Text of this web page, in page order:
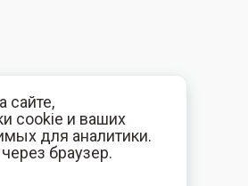
сайте,
cookie и ваших
для аналитики.
браузер.